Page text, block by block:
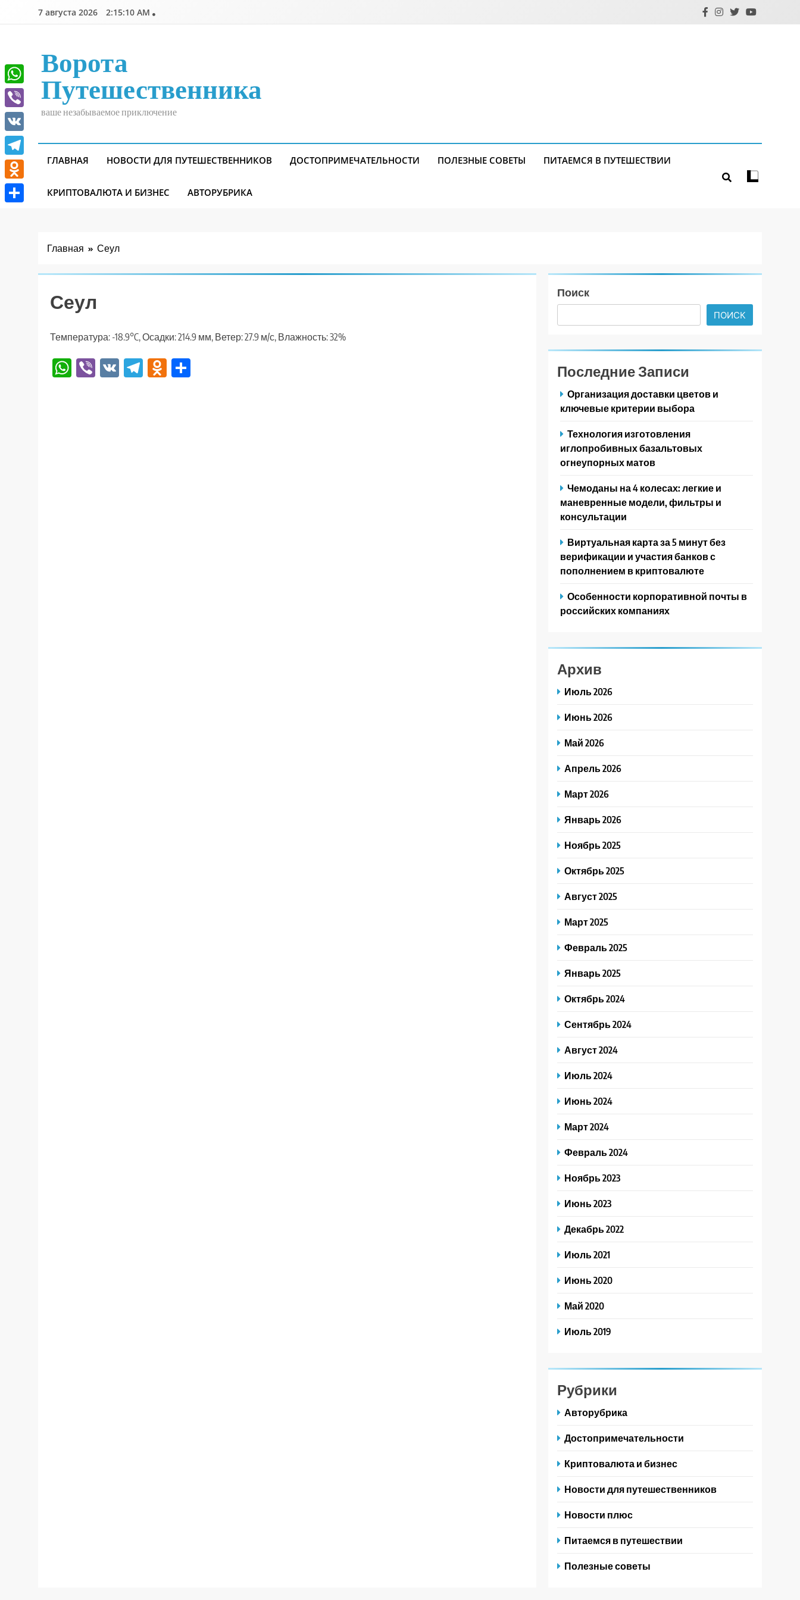
7 августа 2026 2:15:11 AM
Ворота
Путешественника
ваше незабываемое приключение
ГЛАВНАЯ НОВОСТИ ДЛЯ ПУТЕШЕСТВЕННИКОВ ДОСТОПРИМЕЧАТЕЛЬНОСТИ ПОЛЕЗНЫЕ СОВЕТЫ ПИТАЕМСЯ В ПУТЕШЕСТВИИ
КРИПТОВАЛЮТА И БИЗНЕС АВТОРУБРИКА
Главная Сеул
Сеул
Температура: -18.9°C, Осадки: 214.9 мм, Ветер: 27.9 м/с, Влажность: 32%
WhatsApp
Viber
VK TelegramOdnoklassniki
Поиск
ПОИСК
Последние Записи
Организация доставки цветов и
ключевые критерии выбора
Технология изготовления
иглопробивных базальтовых
огнеупорных матов
Чемоданы на 4 колесах: легкие и
маневренные модели, фильтры и
консультации
Виртуальная карта за 5 минут без
верификации и участия банков с
пополнением в криптовалюте
Особенности корпоративной почты в
российских компаниях
Архив
Июль 2026
Июнь 2026
Май 2026
Апрель 2026
Март 2026
Январь 2026
Ноябрь 2025
Октябрь 2025
Август 2025
Март 2025
Февраль 2025
Январь 2025
Октябрь 2024
Сентябрь 2024
Август 2024
Июль 2024
Июнь 2024
Март 2024
Февраль 2024
Ноябрь 2023
Июнь 2023
Декабрь 2022
Июль 2021
Июнь 2020
Май 2020
Июль 2019
Рубрики
Авторубрика
Достопримечательности
Криптовалюта и бизнес
Новости для путешественников
Новости плюс
Питаемся в путешествии
Полезные советы
WhatsApp
Viber
VK
Telegram
Odnoklassniki